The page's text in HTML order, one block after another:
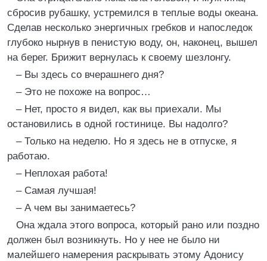
сбросив рубашку, устремился в теплые воды океана.
Сделав несколько энергичных гребков и напоследок
глубоко нырнув в пенистую воду, он, наконец, вышел
на берег. Брижит вернулась к своему шезлонгу.
– Вы здесь со вчерашнего дня?
– Это не похоже на вопрос…
– Нет, просто я видел, как вы приехали. Мы
остановились в одной гостинице. Вы надолго?
– Только на неделю. Но я здесь не в отпуске, я
работаю.
– Неплохая работа!
– Самая лучшая!
– А чем вы занимаетесь?
Она ждала этого вопроса, который рано или поздно
должен был возникнуть. Но у нее не было ни
малейшего намерения раскрывать этому Адонису